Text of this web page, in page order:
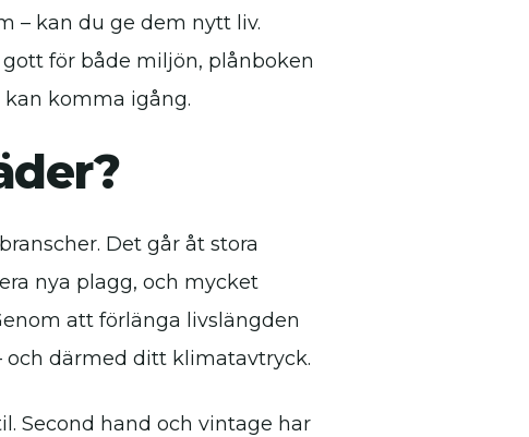
– kan du ge dem nytt liv.
för både miljön, plånboken
komma igång.
Det går åt stora
nya plagg, och mycket
att förlänga livslängden
och därmed ditt klimatavtryck.
Second hand och vintage har